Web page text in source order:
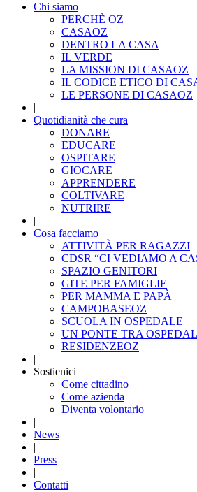
Chi siamo
PERCHÈ OZ
CASAOZ
DENTRO LA CASA
IL VERDE
LA MISSION DI CASAOZ
IL CODICE ETICO DI
LE PERSONE DI CASAOZ
|
Quotidianità che cura
DONARE
EDUCARE
OSPITARE
GIOCARE
APPRENDERE
COLTIVARE
NUTRIRE
|
Cosa facciamo
ATTIVITÀ PER RAGAZZI
CDSR “CI VEDIAMO A
SPAZIO GENITORI
GITE PER FAMIGLIE
PER MAMMA E PAPÀ
CAMPOBASEOZ
SCUOLA IN OSPEDALE
UN PONTE TRA
RESIDENZEOZ
|
Sostienici
Come cittadino
Come azienda
Diventa volontario
|
News
|
Press
|
Contatti